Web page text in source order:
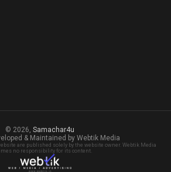
© 2026, Samachar4u
& Maintained by Webtik Media
are published solely by the website owner. Webtik Media
no responsibility for its content.